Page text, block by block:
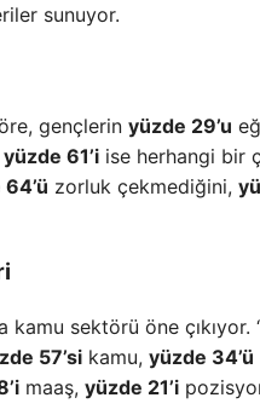
sunuyor.
gençlerin yüzde 29’u
yüzde 61’i ise herhangi bir
zorluk çekmediğini,
kamu sektörü öne
57’si kamu, yüzde 34’ü
maaş, yüzde 21’i